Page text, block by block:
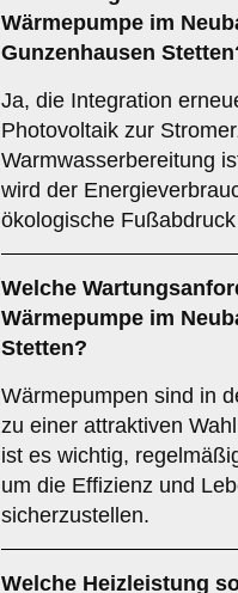
Wärmepumpe im
Gunzenhausen
Ja, die Integration
Photovoltaik zur
Warmwasserbereitung
wird der
ökologische
Welche
Wärmepumpe im
Stetten?
Wärmepumpen sind in
zu einer attraktiven
ist es wichtig,
um die Effizienz und
sicherzustellen.
Welche Heizleistung